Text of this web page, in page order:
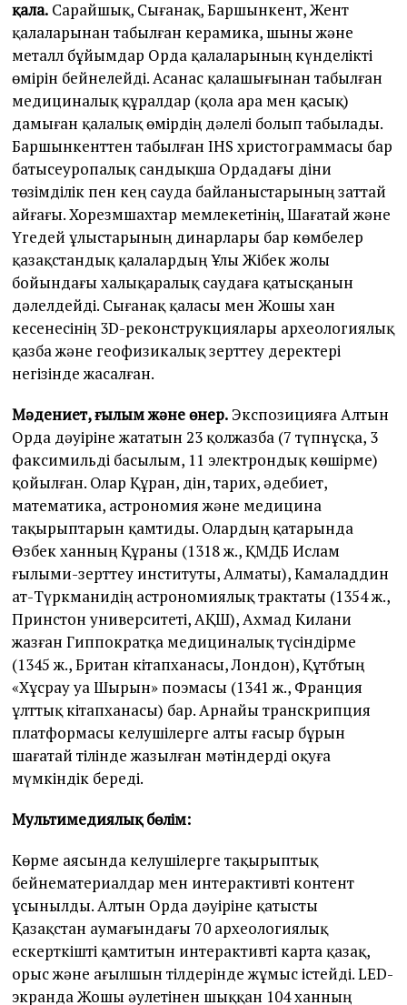
қала. Сарайшық, Сығанақ, Баршынкент, Жент
қалаларынан табылған керамика, шыны және
металл бұйымдар Орда қалаларының күнделікті
өмірін бейнелейді. Асанас қалашығынан табылған
медициналық құралдар (қола ара мен қасық)
дамыған қалалық өмірдің дәлелі болып табылады.
Баршынкенттен табылған IHS христограммасы бар
батысеуропалық сандықша Ордадағы діни
төзімділік пен кең сауда байланыстарының заттай
айғағы. Хорезмшахтар мемлекетінің, Шағатай және
Үгедей ұлыстарының динарлары бар көмбелер
қазақстандық қалалардың Ұлы Жібек жолы
бойындағы халықаралық саудаға қатысқанын
дәлелдейді. Сығанақ қаласы мен Жошы хан
кесенесінің 3D-реконструкциялары археологиялық
қазба және геофизикалық зерттеу деректері
негізінде жасалған.
Мәдениет, ғылым және өнер. Экспозицияға Алтын
Орда дәуіріне жататын 23 қолжазба (7 түпнұсқа, 3
факсимильді басылым, 11 электрондық көшірме)
қойылған. Олар Құран, дін, тарих, әдебиет,
математика, астрономия және медицина
тақырыптарын қамтиды. Олардың қатарында
Өзбек ханның Құраны (1318 ж., ҚМДБ Ислам
ғылыми-зерттеу институты, Алматы), Камаладдин
ат-Түркманидің астрономиялық трактаты (1354 ж.,
Принстон университеті, АҚШ), Ахмад Килани
жазған Гиппократқа медициналық түсіндірме
(1345 ж., Британ кітапханасы, Лондон), Құтбтың
«Хұсрау уа Шырын» поэмасы (1341 ж., Франция
ұлттық кітапханасы) бар. Арнайы транскрипция
платформасы келушілерге алты ғасыр бұрын
шағатай тілінде жазылған мәтіндерді оқуға
мүмкіндік береді.
Мультимедиялық бөлім:
Көрме аясында келушілерге тақырыптық
бейнематериалдар мен интерактивті контент
ұсынылды. Алтын Орда дәуіріне қатысты
Қазақстан аумағындағы 70 археологиялық
ескерткішті қамтитын интерактивті карта қазақ,
орыс және ағылшын тілдерінде жұмыс істейді. LED-
экранда Жошы әулетінен шыққан 104 ханның